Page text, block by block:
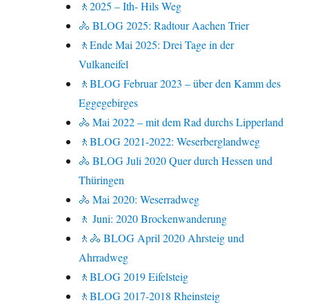
🚶2025 – Ith- Hils Weg
🚴 BLOG 2025: Radtour Aachen Trier
🚶Ende Mai 2025: Drei Tage in der
Vulkaneifel
🚶BLOG Februar 2023 – über den Kamm des
Eggegebirges
🚴 Mai 2022 – mit dem Rad durchs Lipperland
🚶BLOG 2021-2022: Weserberglandweg
🚴 BLOG Juli 2020 Quer durch Hessen und
Thüringen
🚴 Mai 2020: Weserradweg
🚶 Juni: 2020 Brockenwanderung
🚶🚴 BLOG April 2020 Ahrsteig und
Ahrradweg
🚶BLOG 2019 Eifelsteig
🚶BLOG 2017-2018 Rheinsteig